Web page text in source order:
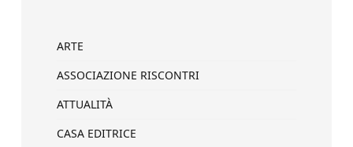
ARTE
ASSOCIAZIONE RISCONTRI
ATTUALITÀ
CASA EDITRICE